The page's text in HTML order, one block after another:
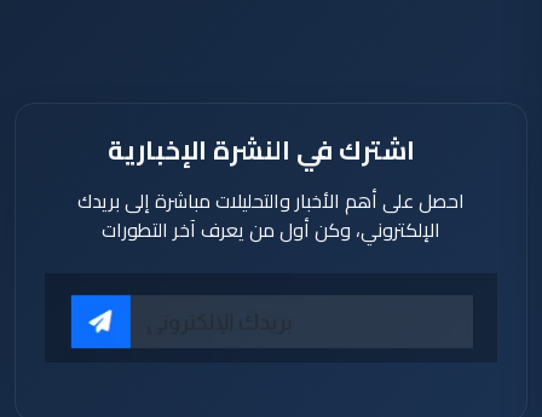
اشترك في النشرة الإخبارية
احصل على أهم الأخبار والتحليلات مباشرة إلى بريدك
الإلكتروني، وكن أول من يعرف آخر التطورات